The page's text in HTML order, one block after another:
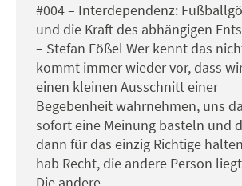
#004 – Interdependenz:
und die Kraft des abhängigen
– Stefan Fößel Wer kennt das
kommt immer wieder vor, dass
einen kleinen Ausschnitt einer
Begebenheit wahrnehmen, uns
sofort eine Meinung basteln und
dann für das einzig Richtige
hab Recht, die andere Person liegt